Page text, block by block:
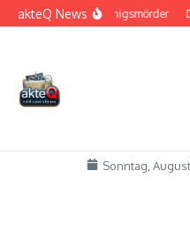
Zum Inhalt springen
akteQ NewsDer Königsmörder
Sonntag,